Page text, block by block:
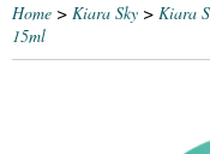
Home > Kiara Sky > Kiara
15ml